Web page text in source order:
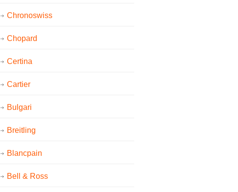
Chronoswiss
Chopard
Certina
Cartier
Bulgari
Breitling
Blancpain
Bell & Ross